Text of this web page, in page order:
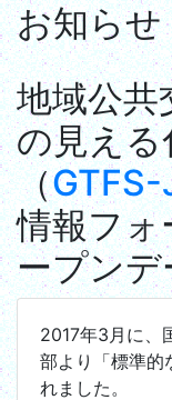
お知らせ
地域公共
の見える
（GTFS-
情報フォ
ープンデ
2017年3月に、
部より「標準的
れました。